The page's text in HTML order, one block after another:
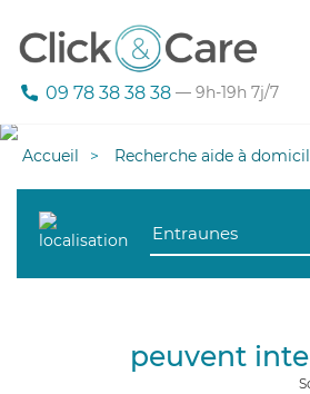
09 78 38 38 38 — 9h-19h 7j/7
Accueil Recherche aide à
peuvent